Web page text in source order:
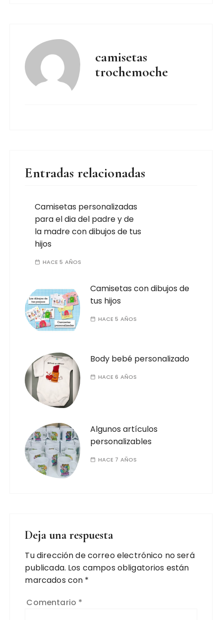
camisetas
trochemoche
Entradas relacionadas
Camisetas personalizadas
para el dia del padre y de
la madre con dibujos de tus
hijos
HACE 5 AÑOS
Camisetas con dibujos de
tus hijos
HACE 5 AÑOS
Body bebé personalizado
HACE 6 AÑOS
Algunos artículos
personalizables
HACE 7 AÑOS
Deja una respuesta
Tu dirección de correo electrónico no será
publicada. Los campos obligatorios están
marcados con *
Comentario *